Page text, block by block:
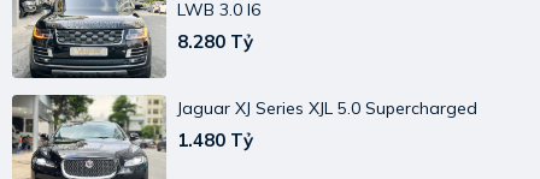
LWB 3.0 I6
8.280 Tỷ
Jaguar XJ Series XJL 5.0 Supercharged
1.480 Tỷ